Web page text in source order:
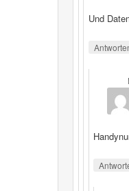
Und